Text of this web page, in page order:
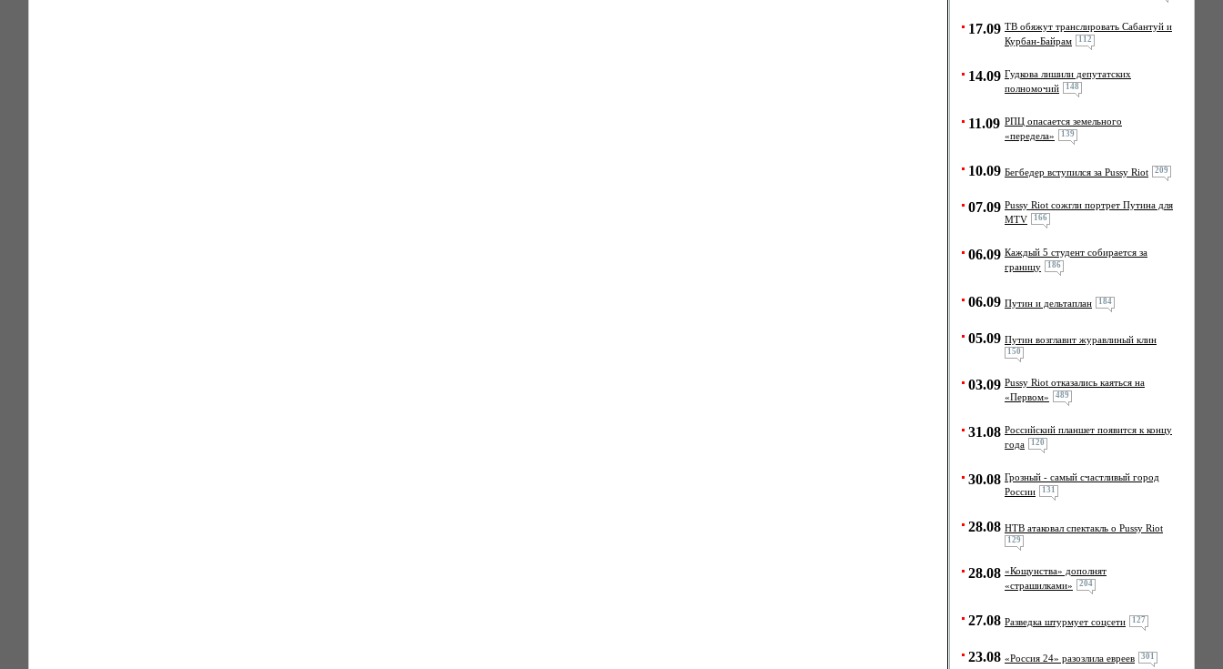
17.09 ТВ обяжут транслировать Сабантуй и
Курбан-Байрам
112
14.09 Гудкова лишили депутатских
полномочий
148
11.09 РПЦ опасается земельного
«передела»
139
10.09 Бегбедер вступился за Pussy Riot 209
07.09 Pussy Riot сожгли портрет Путина для
MTV
166
06.09 Каждый 5 студент собирается за
границу
186
06.09 Путин и дельтаплан 184
05.09 Путин возглавит журавлиный клин
150
03.09 Pussy Riot отказались каяться на
«Первом»
489
31.08 Российский планшет появится к концу
года
120
30.08 Грозный - самый счастливый город
России
131
28.08 НТВ атаковал спектакль о Pussy Riot
129
28.08 «Кощунства» дополнят
«страшилками»
204
27.08 Разведка штурмует соцсети 127
23.08 «Россия 24» разозлила евреев 301